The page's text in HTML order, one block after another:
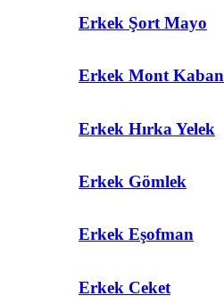
Erkek Şort Mayo
Erkek Mont Kaban
Erkek Hırka Yelek
Erkek Gömlek
Erkek Eşofman
Erkek Ceket